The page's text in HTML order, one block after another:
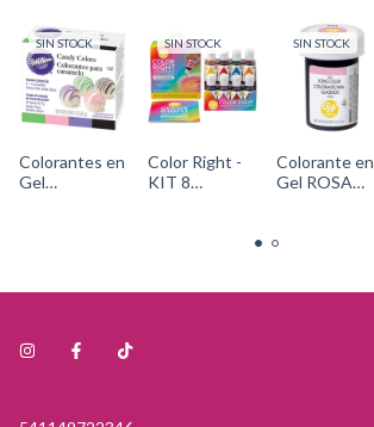
SIN STOCK
Colorantes en
Gel
SIN STOCK
Color Right -
KIT 8
SIN STOCK
Colorante en
Gel ROSA
312Wilton